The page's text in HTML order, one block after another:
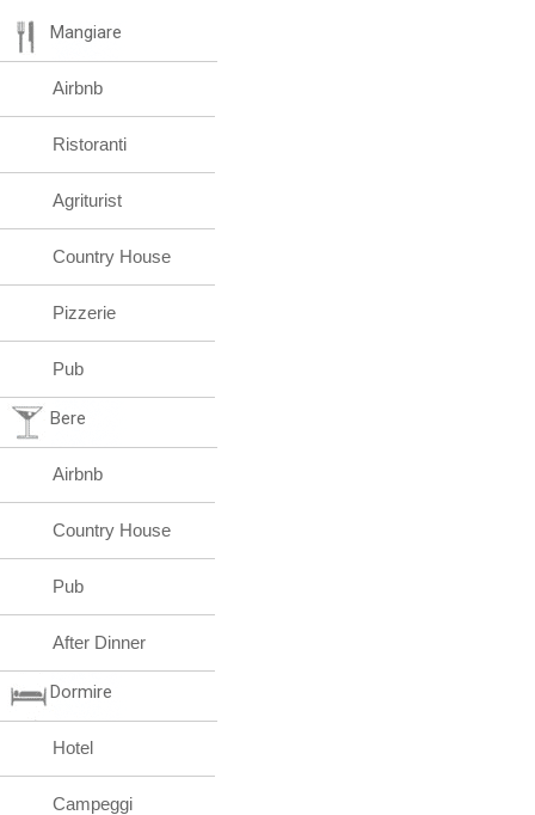
Mangiare
Airbnb
Ristoranti
Agriturist
Country House
Pizzerie
Pub
Bere
Airbnb
Country House
Pub
After Dinner
Dormire
Hotel
Campeggi